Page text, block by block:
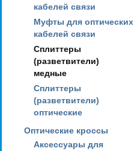
кабелей связи
Муфты для оптических
кабелей связи
Сплиттеры
(разветвители)
медные
Сплиттеры
(разветвители)
оптические
Оптические кроссы
Аксессуары для